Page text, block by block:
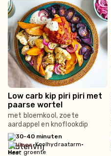
Low carb kip piri piri met
paarse wortel
met bloemkool, zoete
aardappel en knoflookdip
30-40 minuten
vlees•Koolhydraatarm•
Meer groente